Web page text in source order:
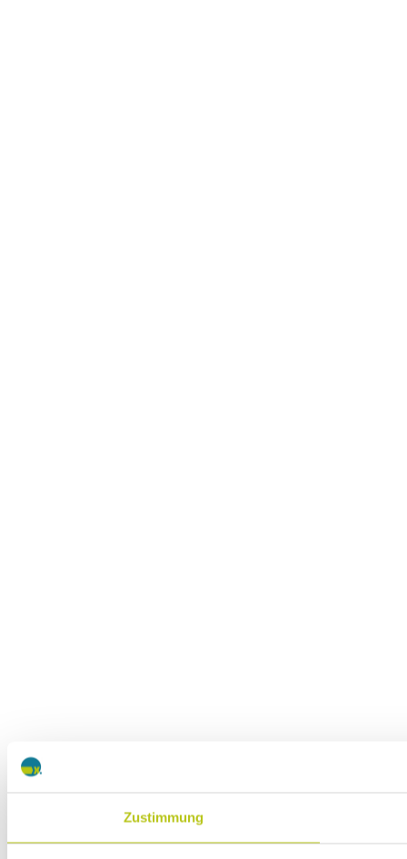
Zustimmung